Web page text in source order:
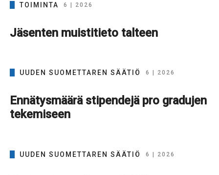
TOIMINTA 6 | 2026
Jäsenten muistitieto talteen
UUDEN SUOMETTAREN SÄÄTIÖ 6 | 2026
Ennätysmäärä stipendejä pro gradujen
tekemiseen
UUDEN SUOMETTAREN SÄÄTIÖ 6 | 2026